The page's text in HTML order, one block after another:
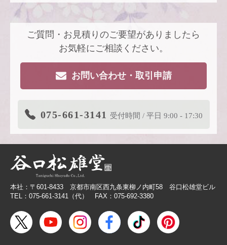
2026.5.26
にのせて。
2026.4.22
【新商品案内】派手すぎないがちょうどい
い、風も色も透ける、和紙の扇子
2026.4.16 大型連休休業日のお知らせ
2026.3.11 商品リニューアルのご案内
2026.2.26
【無料提供】売場づくりを応援！訴求力を高
める専用POP
2026.2.19 【色紙】価格改定のお願い
2025.10.28
【新商品案内】色エンピツ作家 かわばたあき
こが描く、ワンダーランドへと誘うアートグ
ッズ〈メモボックス〉と〈ミニアートボック
ご質問・お見積りのご要望がありましたら
お気軽にご相談ください。
お問い合わせ・取引申請
075-661-3141 受付時間 / 平日 9:00 - 17:30
本社：〒601-8433 京都市南区西九条東柳ノ内町58 谷口松雄堂ビル
TEL：075-661-3141（代） FAX：075-692-3380